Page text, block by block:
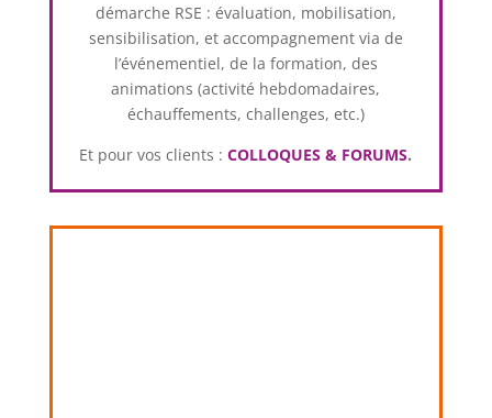
démarche RSE : évaluation, mobilisation,
sensibilisation, et accompagnement via de
l’événementiel, de la formation, des
animations (activité hebdomadaires,
échauffements, challenges, etc.)
Et pour vos clients :COLLOQUES & FORUMS.